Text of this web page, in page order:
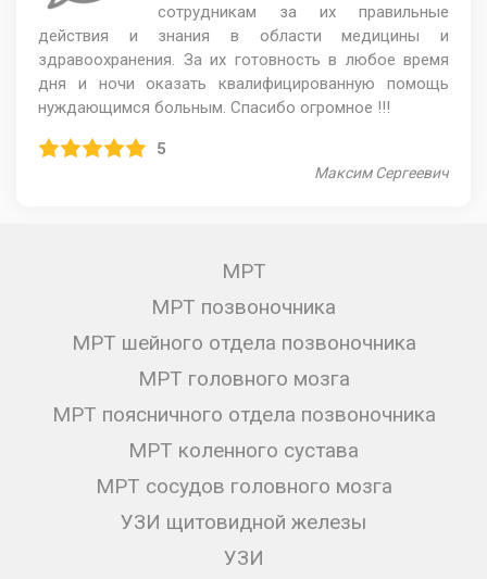
сотрудникам за их правильные
действия и знания в области медицины и
здравоохранения. За их готовность в любое время
дня и ночи оказать квалифицированную помощь
нуждающимся больным. Спасибо огромное !!!
5
Максим Сергеевич
МРТ
МРТ позвоночника
МРТ шейного отдела позвоночника
МРТ головного мозга
МРТ поясничного отдела позвоночника
МРТ коленного сустава
МРТ сосудов головного мозга
УЗИ щитовидной железы
УЗИ